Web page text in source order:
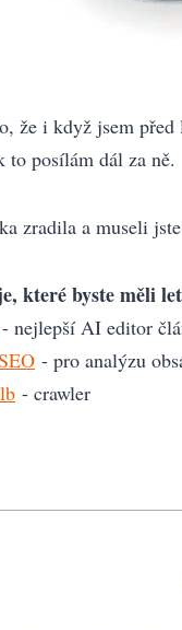
že i když jsem
to posílám dál za ně.
zradila a museli
které byste měli
- nejlepší AI editor
- pro analýzu
- crawler